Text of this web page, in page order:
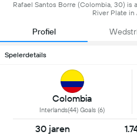
Rafael Santos Borre (Colombia, 30) is
River Plate
Profiel
Spelerdetails
Colombia
Interlands(44) Goals (6)
30 jaren